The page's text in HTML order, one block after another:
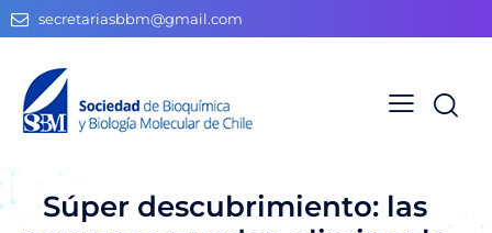
secretariasbbm@gmail.com
Súper descubrimiento: las